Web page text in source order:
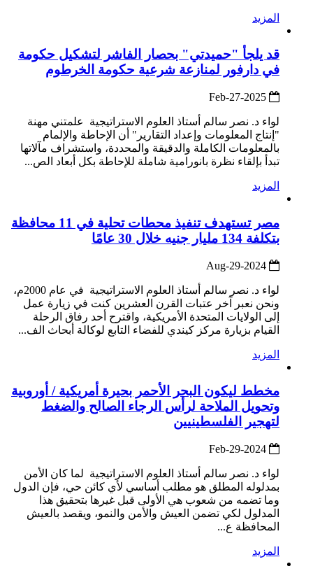
المزيد
قد يلجأ "حميدتي" بحصار الفاشر لتشكيل حكومة
في دارفور لمنازعة شرعية حكومة الخرطوم
لواء د. نصر سالم أستاذ العلوم الاستراتيجية علمتني مهنة
"إنتاج المعلومات وإعداد التقارير" أن الإحاطة والإلمام
بالمعلومات الكاملة والدقيقة والمحددة، واستشراف مآلاتها
تبدأ بإلقاء نظرة بانورامية شاملة للإحاطة بكل أبعاد الص...
المزيد
مصر تستهدف تنفيذ محطات تحلية في 11 محافظة
بتكلفة 134 مليار جنيه خلال 30 عامًا
لواء د. نصر سالم أستاذ العلوم الاستراتيجية في عام 2000م،
ونحن نعبر آخر عتبات القرن العشرين كنت في زيارة عمل
إلى الولايات المتحدة الأمريكية، واقترح أحد رفاق الرحلة
القيام بزيارة مركز كيندي للفضاء التابع لوكالة أبحاث الف...
المزيد
مخطط ليكون البحر الأحمر بحيرة أمريكية / أوروبية
وتحويل الملاحة لرأس الرجاء الصالح والضغط
لتهجير الفلسطينيين
لواء د. نصر سالم أستاذ العلوم الاستراتيجية لما كان الأمن
بمدلوله المطلق هو مطلب أساسي لأي كائن حي، فإن الدول
وما تضمه من شعوب هي الأولى قبل غيرها بتحقيق هذا
المدلول لكي تضمن العيش والأمن والنمو، ويقصد بالعيش
المحافظة ع...
المزيد